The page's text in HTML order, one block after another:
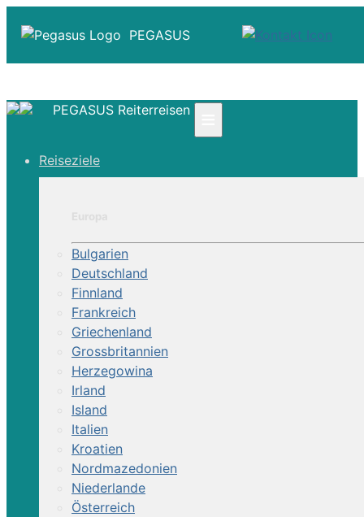
PEGASUS
☎ Deutschland 0800 - 505 18 01
Über Uns
PEGASUS Reiterreisen
Reiseziele
Bulgarien
Deutschland
Finnland
Frankreich
Griechenland
Grossbritannien
Herzegowina
Irland
Island
Italien
Kroatien
Nordmazedonien
Niederlande
Österreich